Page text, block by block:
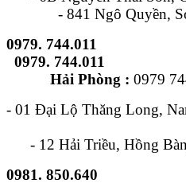
- 841 Ngô Quyền,
0979. 744.011
0979. 744.011
Hải Phòng : 0979
- 01 Đại Lộ Thăng
- 12 Hải Triều, Hồng
0981. 850.640